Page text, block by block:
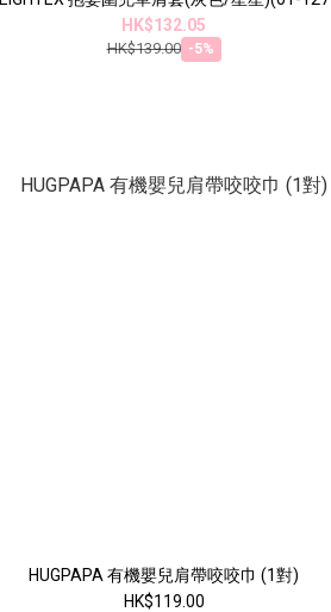
HK$132.05
HK$139.00 -5%
HUGPAPA 有機嬰兒肩帶咬咬巾 (1對)
HK$119.00